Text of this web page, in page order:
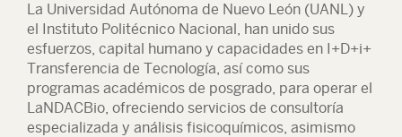
La Universidad Autónoma de Nuevo León (UANL) y
el Instituto Politécnico Nacional, han unido sus
esfuerzos, capital humano y capacidades en I+D+i+
Transferencia de Tecnología, así como sus
programas académicos de posgrado, para operar el
LaNDACBio, ofreciendo servicios de consultoría
especializada y análisis fisicoquímicos, asimismo